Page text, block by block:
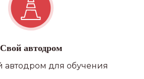
Свой автодром
автодром для обучения
полностью
для
своих навыков
автобуса